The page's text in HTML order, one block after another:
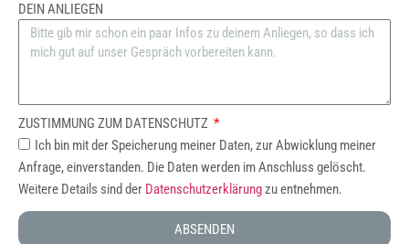
DEIN ANLIEGEN
ZUSTIMMUNG ZUM DATENSCHUTZ
Ich bin mit der Speicherung meiner Daten, zur Abwicklung meiner
Anfrage, einverstanden. Die Daten werden im Anschluss gelöscht.
Weitere Details sind der Datenschutzerklärungzu entnehmen.
ABSENDEN